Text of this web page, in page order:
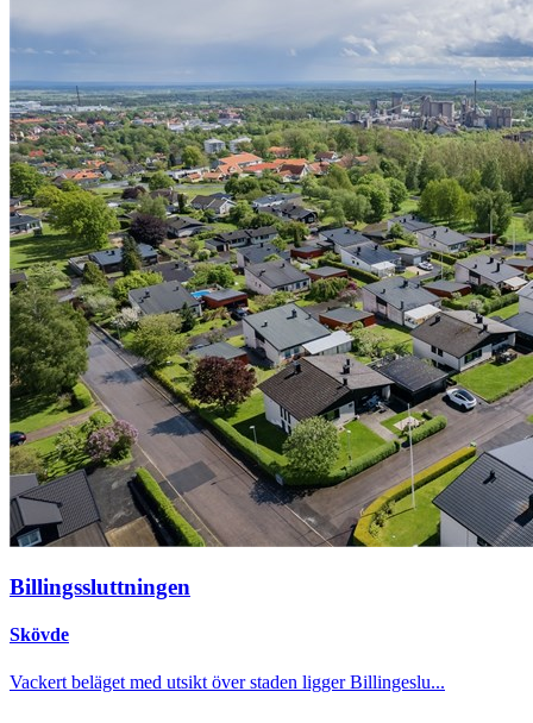
Billingssluttningen
Skövde
Vackert beläget med utsikt över staden ligger Billingeslu...